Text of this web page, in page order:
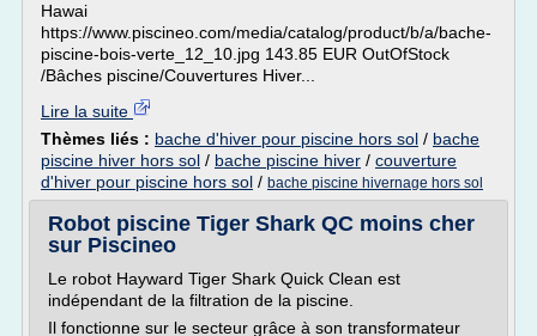
Hawai
https://www.piscineo.com/media/catalog/product/b/a/bache-
piscine-bois-verte_12_10.jpg 143.85 EUR OutOfStock
/Bâches piscine/Couvertures Hiver...
Lire la suite
Thèmes liés : bache d'hiver pour piscine hors sol / bache
piscine hiver hors sol / bache piscine hiver / couverture
d'hiver pour piscine hors sol / bache piscine hivernage hors sol
Robot piscine Tiger Shark QC moins cher
sur Piscineo
Le robot Hayward Tiger Shark Quick Clean est
indépendant de la filtration de la piscine.
Il fonctionne sur le secteur grâce à son transformateur